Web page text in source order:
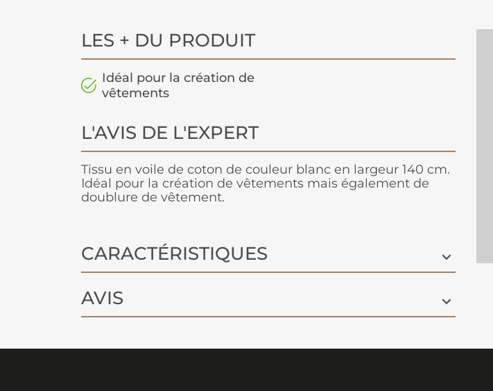
LES + DU PRODUIT
Idéal pour la création de
vêtements
L'AVIS DE L'EXPERT
Tissu en voile de coton de couleur blanc en largeur 140 cm.
Idéal pour la création de vêtements mais également de
doublure de vêtement.
CARACTÉRISTIQUES
AVIS